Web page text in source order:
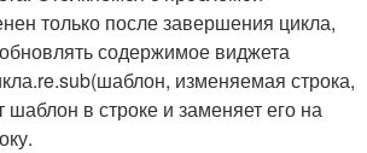
только после завершения цикла,
содержимое виджета
изменяемая строка,
в строке и заменяет его на